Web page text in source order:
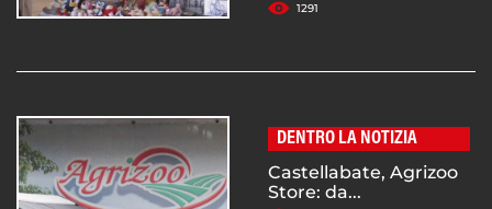
1291
DENTRO LA NOTIZIA
Castellabate, Agrizoo
Store: da...